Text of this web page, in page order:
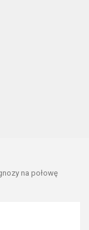
na połowę